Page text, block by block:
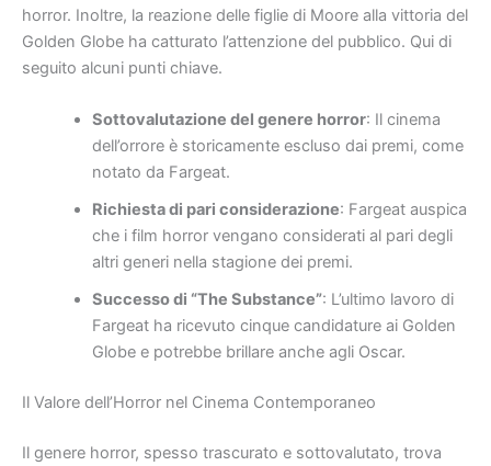
horror. Inoltre, la reazione delle figlie di Moore alla vittoria del
Golden Globe ha catturato l’attenzione del pubblico. Qui di
seguito alcuni punti chiave.
Sottovalutazione del genere horror: Il cinema
dell’orrore è storicamente escluso dai premi, come
notato da Fargeat.
Richiesta di pari considerazione: Fargeat auspica
che i film horror vengano considerati al pari degli
altri generi nella stagione dei premi.
Successo di “The Substance”: L’ultimo lavoro di
Fargeat ha ricevuto cinque candidature ai Golden
Globe e potrebbe brillare anche agli Oscar.
Il Valore dell’Horror nel Cinema Contemporaneo
Il genere horror, spesso trascurato e sottovalutato, trova